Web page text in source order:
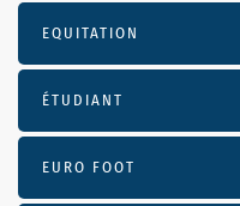
EQUITATION
ÉTUDIANT
EURO FOOT